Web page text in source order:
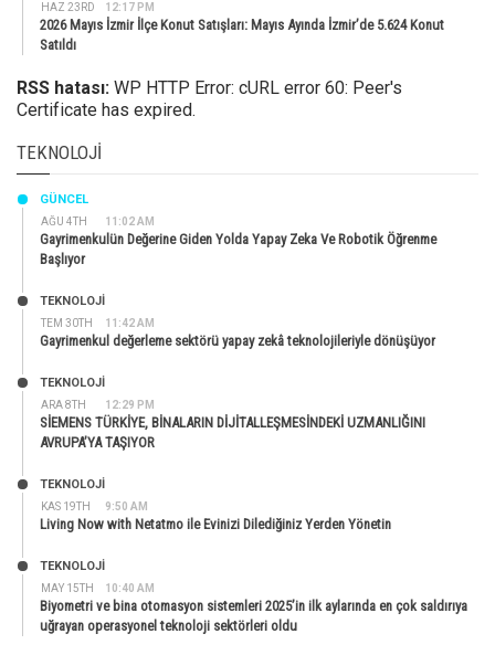
HAZ 23RD 12:17 PM
2026 Mayıs İzmir İlçe Konut Satışları: Mayıs Ayında İzmir’de 5.624 Konut
Satıldı
RSS hatası: WP HTTP Error: cURL error 60: Peer's
Certificate has expired.
TEKNOLOJI
AĞU 4TH 11:02 AM
GÜNCEL
Gayrimenkulün Değerine Giden Yolda Yapay Zeka Ve Robotik Öğrenme
Başlıyor
TEM 30TH 11:42 AM
TEKNOLOJİ
Gayrimenkul değerleme sektörü yapay zekâ teknolojileriyle dönüşüyor
ARA 8TH 12:29 PM
TEKNOLOJİ
SİEMENS TÜRKİYE, BİNALARIN DİJİTALLEŞMESİNDEKİ UZMANLIĞINI
AVRUPA’YA TAŞIYOR
KAS 19TH 9:50 AM
TEKNOLOJİ
Living Now with Netatmo ile Evinizi Dilediğiniz Yerden Yönetin
MAY 15TH 10:40 AM
TEKNOLOJİ
Biyometri ve bina otomasyon sistemleri 2025’in ilk aylarında en çok saldırıya
uğrayan operasyonel teknoloji sektörleri oldu